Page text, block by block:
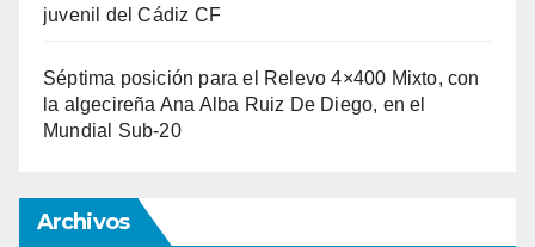
juvenil del Cádiz CF
Séptima posición para el Relevo 4×400 Mixto, con
la algecireña Ana Alba Ruiz De Diego, en el
Mundial Sub-20
Archivos